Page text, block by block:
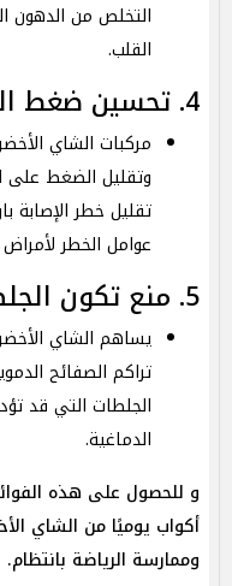
التخلص من الدهون
القلب.
4. تحسين ضغط الدم
مركبات الشاي
وتقليل الضغط على
تقليل خطر الإصابة
عوامل الخطر
5. منع تكون الجلطات الدموية
يساهم الشاي
تراكم الصفائح
الجلطات التي قد
الدماغية.
و للحصول على هذه
أكواب يوميًا من الشاي
وممارسة الرياضة بانتظام.